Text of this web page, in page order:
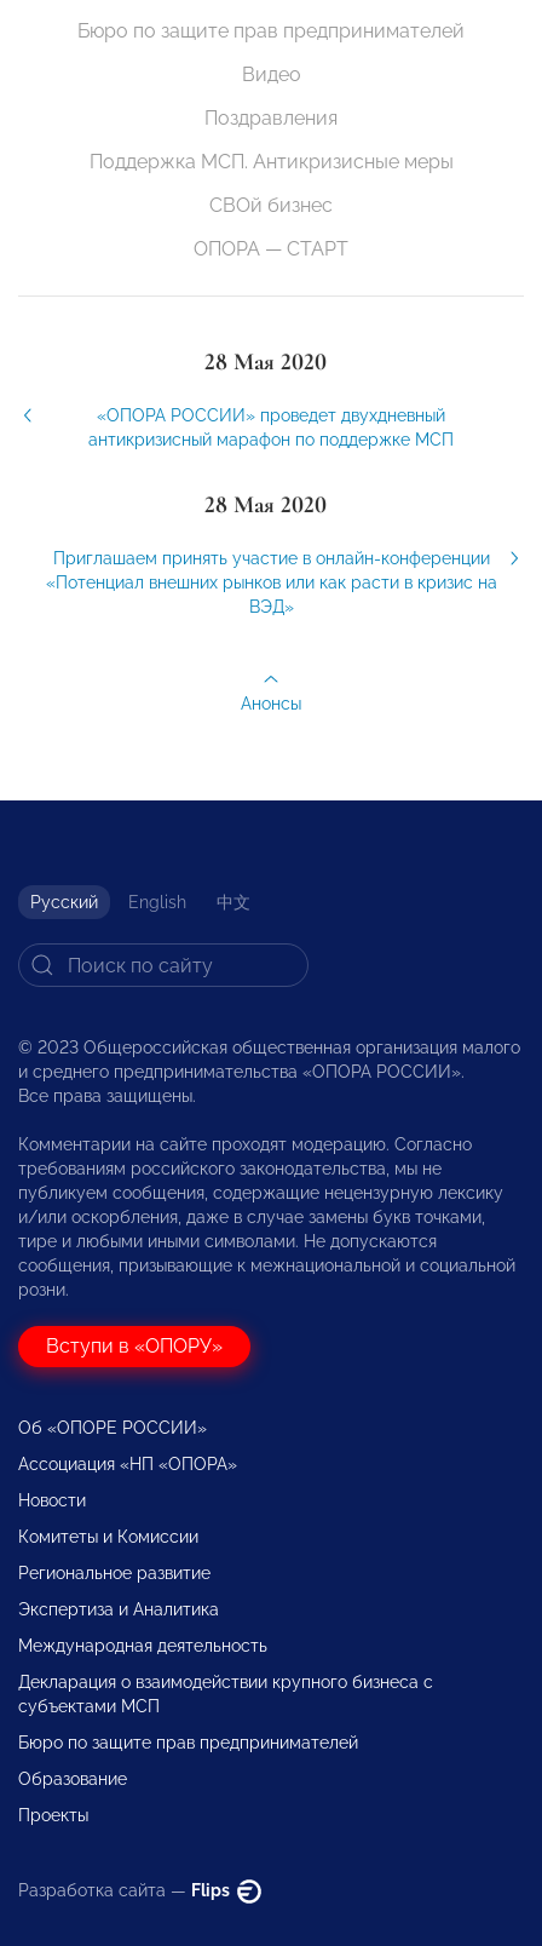
Бюро по защите прав предпринимателей
Видео
Поздравления
Поддержка МСП. Антикризисные меры
СВОй бизнес
ОПОРА — СТАРТ
28 Мая 2020
«ОПОРА РОССИИ» проведет двухдневный
антикризисный марафон по поддержке МСП
28 Мая 2020
Приглашаем принять участие в онлайн-конференции
«Потенциал внешних рынков или как расти в кризис на
ВЭД»
Анонсы
Русский English 中文
© 2023 Общероссийская общественная организация малого
и среднего предпринимательства «ОПОРА РОССИИ».
Все права защищены.
Комментарии на сайте проходят модерацию. Согласно
требованиям российского законодательства, мы не
публикуем сообщения, содержащие нецензурную лексику
и/или оскорбления, даже в случае замены букв точками,
тире и любыми иными символами. Не допускаются
сообщения, призывающие к межнациональной и социальной
розни.
Вступи в «ОПОРУ»
Об «ОПОРЕ РОССИИ»
Ассоциация «НП «ОПОРА»
Новости
Комитеты и Комиссии
Региональное развитие
Экспертиза и Аналитика
Международная деятельность
Декларация о взаимодействии крупного бизнеса с
субъектами МСП
Бюро по защите прав предпринимателей
Образование
Проекты
Разработка сайта — Flips